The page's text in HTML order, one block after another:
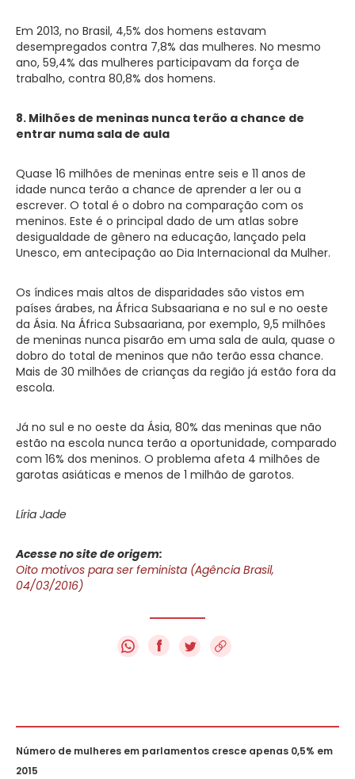
Em 2013, no Brasil, 4,5% dos homens estavam
desempregados contra 7,8% das mulheres. No mesmo
ano, 59,4% das mulheres participavam da força de
trabalho, contra 80,8% dos homens.
8. Milhões de meninas nunca terão a chance de
entrar numa sala de aula
Quase 16 milhões de meninas entre seis e 11 anos de
idade nunca terão a chance de aprender a ler ou a
escrever. O total é o dobro na comparação com os
meninos. Este é o principal dado de um atlas sobre
desigualdade de gênero na educação, lançado pela
Unesco, em antecipação ao Dia Internacional da Mulher.
Os índices mais altos de disparidades são vistos em
países árabes, na África Subsaariana e no sul e no oeste
da Ásia. Na África Subsaariana, por exemplo, 9,5 milhões
de meninas nunca pisarão em uma sala de aula, quase o
dobro do total de meninos que não terão essa chance.
Mais de 30 milhões de crianças da região já estão fora da
escola.
Já no sul e no oeste da Ásia, 80% das meninas que não
estão na escola nunca terão a oportunidade, comparado
com 16% dos meninos. O problema afeta 4 milhões de
garotas asiáticas e menos de 1 milhão de garotos.
Líria Jade
Acesse no site de origem:
Oito motivos para ser feminista (Agência Brasil,
04/03/2016)
f
Número de mulheres em parlamentos cresce apenas 0,5% em
2015